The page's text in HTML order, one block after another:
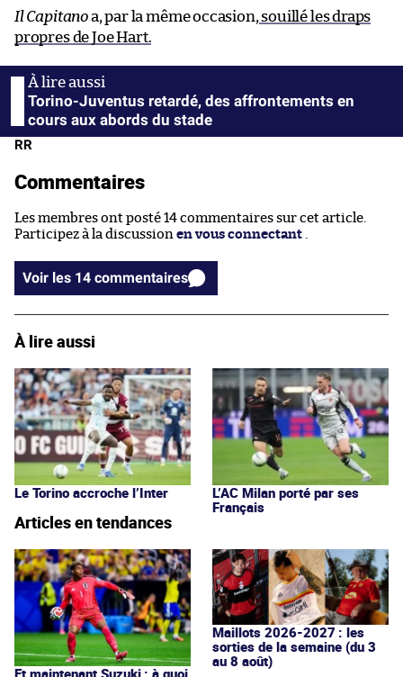
Il Capitanoa, par la même occasion, souillé les draps
propres de Joe Hart.
Torino-Juventus retardé, des affrontements en
cours aux abords du stade
RR
Commentaires
Les membres ont posté 14 commentaires sur cet article.
Participez à la discussion en vous connectant
Voir les 14 commentaires
À lire aussi
Le Torino accroche l’Inter
L’AC Milan porté par ses
Français
Articles en tendances
Et maintenant Suzuki : à quoi
Maillots 2026-2027 : les
sorties de la semaine (du 3
au 8 août)